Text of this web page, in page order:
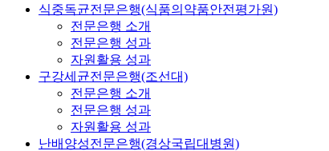
식중독균전문은행(식품의약품안전평가원)
전문은행 소개
전문은행 성과
자원활용 성과
구강세균전문은행(조선대)
전문은행 소개
전문은행 성과
자원활용 성과
난배양성전문은행(경상국립대병원)